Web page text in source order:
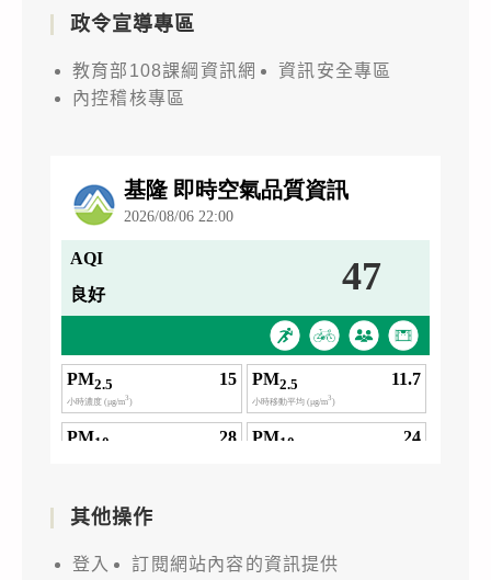
政令宣導專區
教育部108課綱資訊網
資訊安全專區
內控稽核專區
其他操作
登入
訂閱網站內容的資訊提供